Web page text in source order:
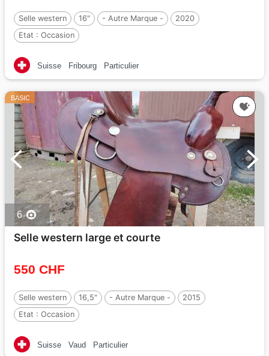
Selle western 16" - Autre Marque -
2020
Etat : Occasion
Suisse Fribourg Particulier
BASIC
6
Selle western large et courte
550 CHF
Selle western 16,5" - Autre Marque -
2015
Etat : Occasion
Suisse Vaud Particulier